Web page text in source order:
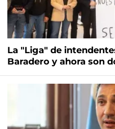
La "Liga" de
Baradero y ahora son